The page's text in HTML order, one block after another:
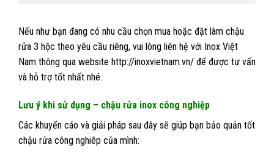
Nếu như bạn đang có nhu cầu chọn mua hoặc đặt làm chậu
rửa 3 hộc theo yêu cầu riêng, vui lòng liên hệ với Inox Việt
Nam thông qua website http://inoxvietnam.vn/ để được tư vấn
và hỗ trợ tốt nhất nhé.
Lưu ý khi sử dụng – chậu rửa inox công nghiệp
Các khuyến cáo và giải pháp sau đây sẽ giúp bạn bảo quản tốt
chậu rửa công nghiêp của mình: